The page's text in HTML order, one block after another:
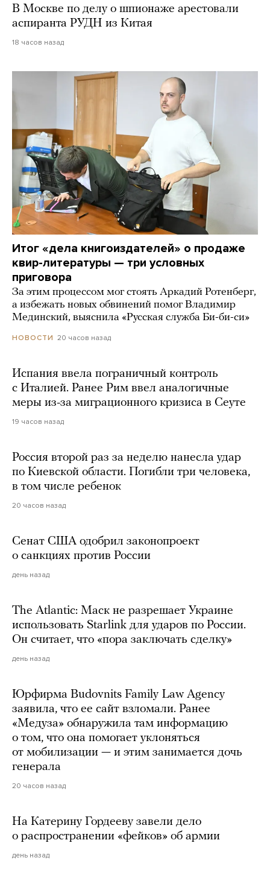
В Москве по делу о шпионаже арестовали
аспиранта РУДН из Китая
18 часов назад
Итог «дела книгоиздателей» о продаже
квир-литературы — три условных
приговора
За этим процессом мог стоять Аркадий Ротенберг,
а избежать новых обвинений помог Владимир
Мединский, выяснила «Русская служба Би-би-си»
НОВОСТИ 20 часов назад
Испания ввела пограничный контроль
с Италией. Ранее Рим ввел аналогичные
меры из-за миграционного кризиса в Сеуте
19 часов назад
Россия второй раз за неделю нанесла удар
по Киевской области. Погибли три человека,
в том числе ребенок
20 часов назад
Сенат США одобрил законопроект
о санкциях против России
день назад
The Atlantic: Маск не разрешает Украине
использовать Starlink для ударов по России.
Он считает, что «пора заключать сделку»
день назад
Юрфирма Budovnits Family Law Agency
заявила, что ее сайт взломали. Ранее
«Медуза» обнаружила там информацию
о том, что она помогает уклоняться
от мобилизации — и этим занимается дочь
генерала
20 часов назад
На Катерину Гордееву завели дело
о распространении «фейков» об армии
день назад